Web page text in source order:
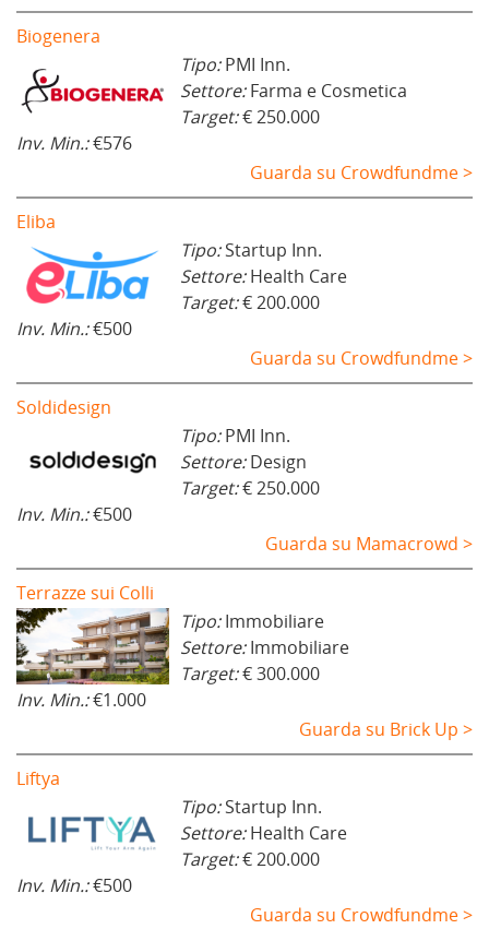
Biogenera
Tipo:PMI Inn.
Settore:Farma e Cosmetica
Target:€ 250.000
Inv. Min.:€576
Guarda su Crowdfundme >
Eliba
Tipo:Startup Inn.
Settore:Health Care
Target:€ 200.000
Inv. Min.:€500
Guarda su Crowdfundme >
Soldidesign
Tipo:PMI Inn.
Settore:Design
Target:€ 250.000
Inv. Min.:€500
Guarda su Mamacrowd >
Terrazze sui Colli
Tipo:Immobiliare
Settore:Immobiliare
Target:€ 300.000
Inv. Min.:€1.000
Guarda su Brick Up >
Liftya
Tipo:Startup Inn.
Settore:Health Care
Target:€ 200.000
Inv. Min.:€500
Guarda su Crowdfundme >